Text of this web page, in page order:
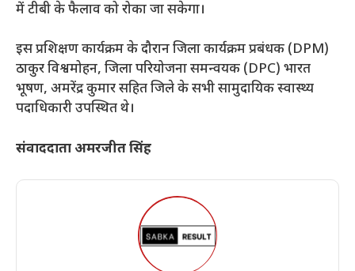
में टीबी के फैलाव को रोका जा सकेगा।
​इस प्रशिक्षण कार्यक्रम के दौरान जिला कार्यक्रम प्रबंधक (DPM)
ठाकुर विश्वमोहन, जिला परियोजना समन्वयक (DPC) भारत
भूषण, अमरेंद्र कुमार सहित जिले के सभी सामुदायिक स्वास्थ्य
पदाधिकारी उपस्थित थे।
संवाददाता अमरजीत सिंह